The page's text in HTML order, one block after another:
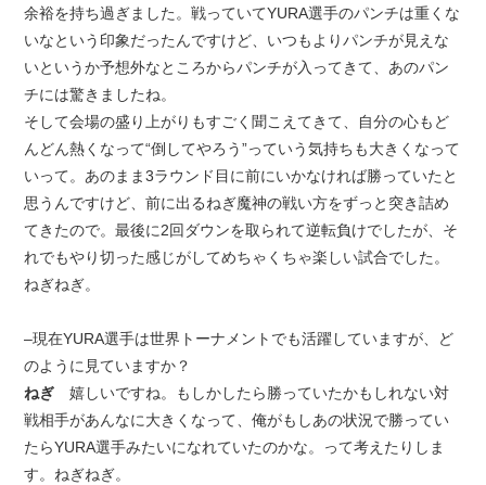
余裕を持ち過ぎました。戦っていてYURA選手のパンチは重くな
いなという印象だったんですけど、いつもよりパンチが見えな
いというか予想外なところからパンチが入ってきて、あのパン
チには驚きましたね。
そして会場の盛り上がりもすごく聞こえてきて、自分の心もど
んどん熱くなって“倒してやろう”っていう気持ちも大きくなって
いって。あのまま3ラウンド目に前にいかなければ勝っていたと
思うんですけど、前に出るねぎ魔神の戦い方をずっと突き詰め
てきたので。最後に2回ダウンを取られて逆転負けでしたが、そ
れでもやり切った感じがしてめちゃくちゃ楽しい試合でした。
ねぎねぎ。
–現在YURA選手は世界トーナメントでも活躍していますが、ど
のように見ていますか？
ねぎ 嬉しいですね。もしかしたら勝っていたかもしれない対
戦相手があんなに大きくなって、俺がもしあの状況で勝ってい
たらYURA選手みたいになれていたのかな。って考えたりしま
す。ねぎねぎ。